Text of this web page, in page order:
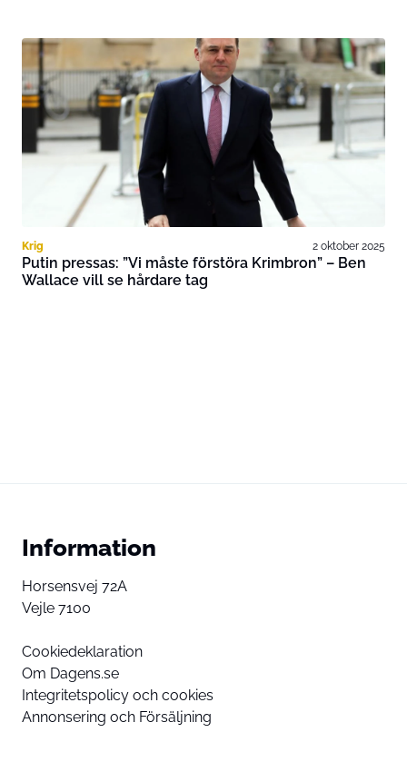
Krig 2 oktober 2025
Putin pressas: ”Vi måste förstöra Krimbron” – Ben
Wallace vill se hårdare tag
Information
Horsensvej 72A
Vejle 7100
Cookiedeklaration
Om Dagens.se
Integritetspolicy och cookies
Annonsering och Försäljning